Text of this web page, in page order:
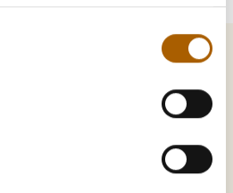
arjen kotikunta